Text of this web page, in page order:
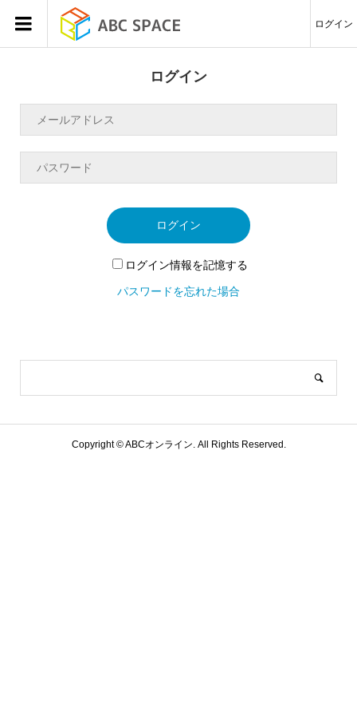
ログイン
ログイン
ログイン
ログイン情報を記憶する
パスワードを忘れた場合
Copyright ©ABCオンライン. All Rights Reserved.